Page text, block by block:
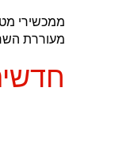
ממכשירי
מעוררת